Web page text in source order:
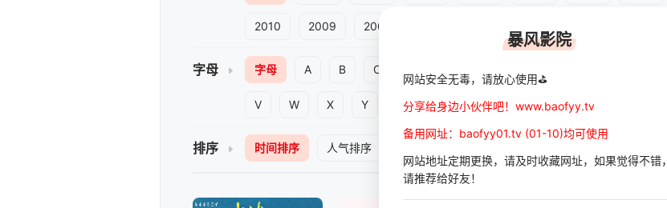
2010 2009 2008
字母 字母 A B C
V W X Y 0-9
排序 时间排序 人气排序
暴风影院
网站安全无毒，请放心使用⛳
分享给身边小伙伴吧！www.baofyy.tv
备用网址：baofyy01.tv (01-10)均可使用
网站地址定期更换，请及时收藏网址，如果觉得不错，
请推荐给好友！